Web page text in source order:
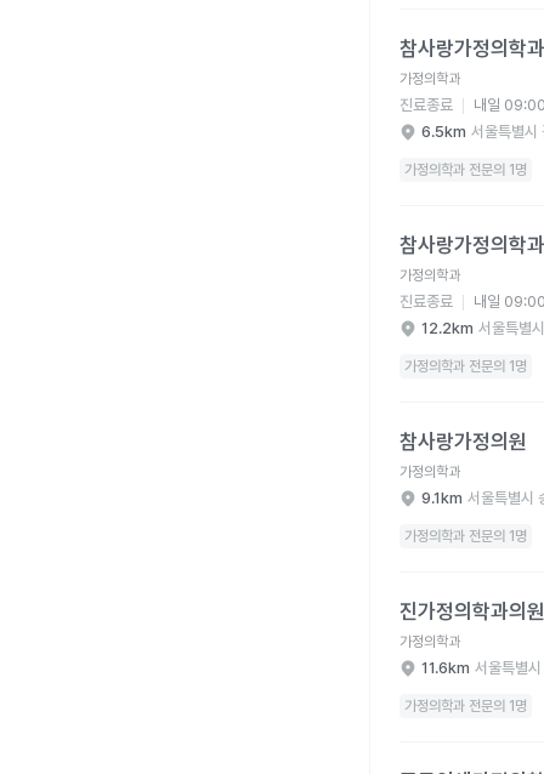
참사랑가정의학
가정의학과
진료종료
내일
6.5km 서울특별시
가정의학과 전문의 1명
참사랑가정의학
가정의학과
진료종료
내일
12.2km 서울특별
가정의학과 전문의 1명
참사랑가정의원
가정의학과
9.1km 서울특별시
가정의학과 전문의 1명
진가정의학과의원
가정의학과
11.6km 서울특별
가정의학과 전문의 1명